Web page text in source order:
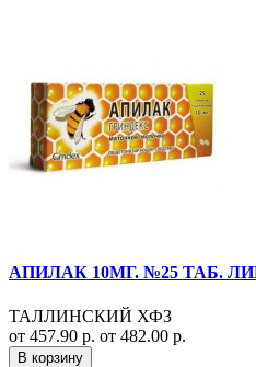
АПИЛАК 10МГ. №25 ТАБ.
ТАЛЛИНСКИЙ ХФЗ
от 457.90 р. от 482.00 р.
В корзину